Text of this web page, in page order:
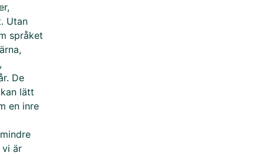
Utan
språket
De
lätt
en inre
är